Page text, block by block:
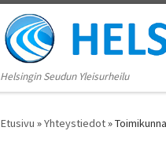
Helsingin Seudun Yleisurheilu
Etusivu »Yhteystiedot»